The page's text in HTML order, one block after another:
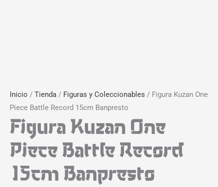
Inicio / Tienda / Figuras y Coleccionables / Figura Kuzan One
Piece Battle Record 15cm Banpresto
Figura Kuzan One
Piece Battle Record
15cm Banpresto